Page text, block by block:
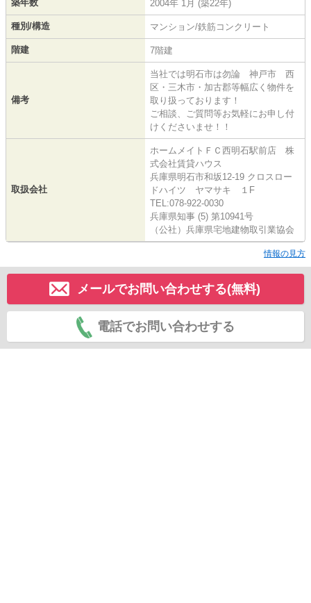
築年数 2004年 1月 (築22年)
種別/構造 マンション/鉄筋コンクリート
階建 7階建
備考
当社では明石市は勿論 神戸市 西
区・三木市・加古郡等幅広く物件を
取り扱っております！
ご相談、ご質問等お気軽にお申し付
けくださいませ！！
取扱会社
ホームメイトＦＣ西明石駅前店 株
式会社賃貸ハウス
兵庫県明石市和坂12-19 クロスロー
ドハイツ ヤマサキ １F
TEL:078-922-0030
兵庫県知事 (5) 第10941号
（公社）兵庫県宅地建物取引業協会
情報の見方
メールでお問い合わせする(無料)
電話でお問い合わせする